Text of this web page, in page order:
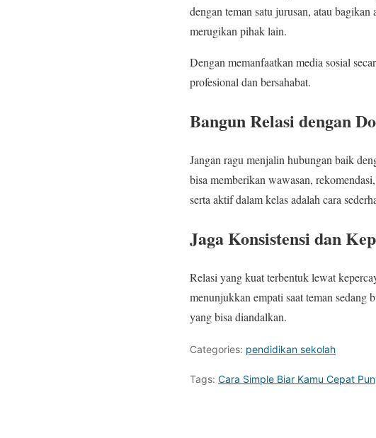
dengan teman satu jurusan, atau
merugikan pihak lain.
Dengan memanfaatkan media sosial
profesional dan bersahabat.
Bangun Relasi dengan
Jangan ragu menjalin hubungan baik
bisa memberikan wawasan,
serta aktif dalam kelas adalah cara
Jaga Konsistensi dan
Relasi yang kuat terbentuk lewat
menunjukkan empati saat teman sedang
yang bisa diandalkan.
Categories: pendidikan sekolah
Tags: Cara Simple Biar Kamu Cepat